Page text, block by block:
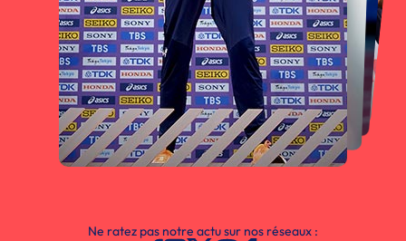
Ne ratez pas notre actu sur nos réseaux :